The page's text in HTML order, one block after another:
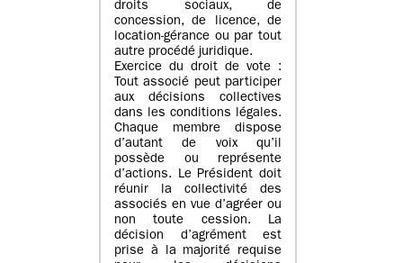
droits sociaux, de
concession, de licence, de
location-gérance ou par tout
autre procédé juridique.
Exercice du droit de vote :
Tout associé peut participer
aux décisions collectives
dans les conditions légales.
Chaque membre dispose
d’autant de voix qu’il
possède ou représente
d’actions. Le Président doit
réunir la collectivité des
associés en vue d’agréer ou
non toute cession. La
décision d’agrément est
prise à la majorité requise